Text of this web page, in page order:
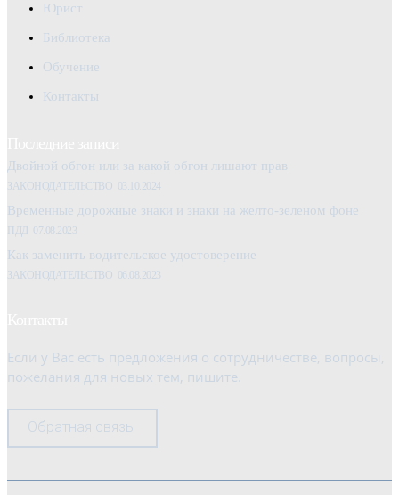
Юрист
Библиотека
Обучение
Контакты
Двойной обгон или за какой обгон лишают прав
ЗАКОНОДАТЕЛЬСТВО 03.10.2024
Временные дорожные знаки и знаки на желто-зеленом фоне
ПДД 07.08.2023
Как заменить водительское удостоверение
ЗАКОНОДАТЕЛЬСТВО 06.08.2023
Если у Вас есть предложения о сотрудничестве, вопросы,
пожелания для новых тем, пишите.
Обратная связь